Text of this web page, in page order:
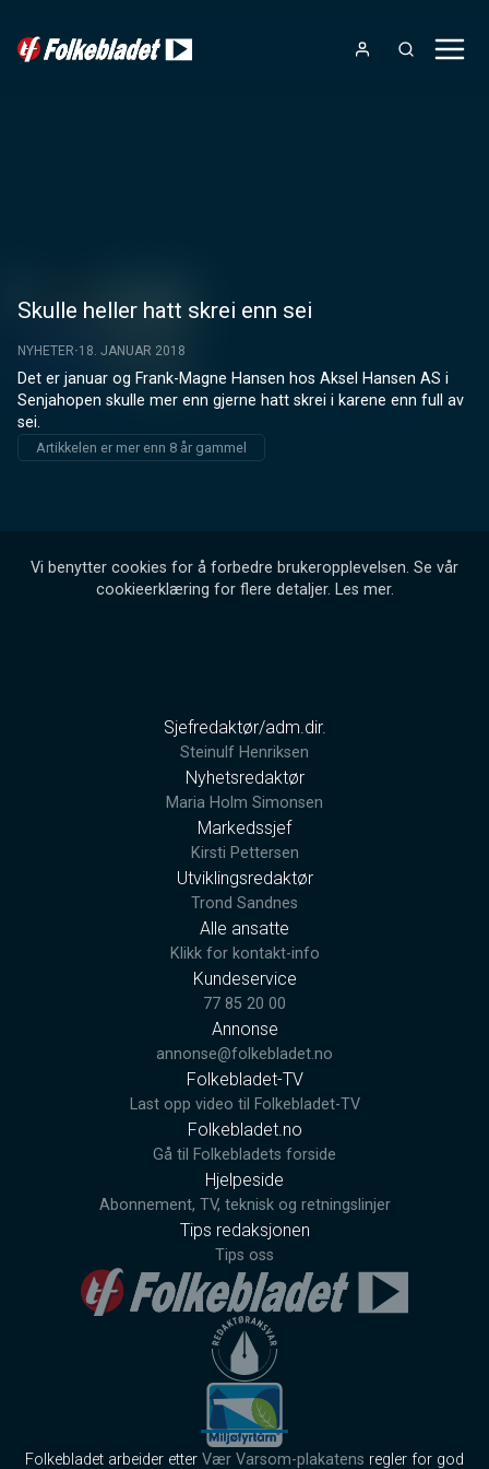
Skulle heller hatt skrei enn sei
NYHETER 18. JANUAR 2018
Det er januar og Frank-Magne Hansen hos Aksel Hansen AS i
Senjahopen skulle mer enn gjerne hatt skrei i karene enn full av
sei.
Artikkelen er mer enn 8 år gammel
Vi benytter cookies for å forbedre brukeropplevelsen. Se vår
cookieerklæring for flere detaljer. Les mer.
Sjefredaktør/adm.dir.
Steinulf Henriksen
Nyhetsredaktør
Maria Holm Simonsen
Markedssjef
Kirsti Pettersen
Utviklingsredaktør
Trond Sandnes
Alle ansatte
Klikk for kontakt-info
Kundeservice
77 85 20 00
Annonse
annonse@folkebladet.no
Folkebladet-TV
Last opp video til Folkebladet-TV
Folkebladet.no
Gå til Folkebladets forside
Hjelpeside
Abonnement, TV, teknisk og retningslinjer
Tips redaksjonen
Tips oss
Folkebladet arbeider etter Vær Varsom-plakatens regler for god